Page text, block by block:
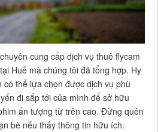
cung cấp dịch vụ thuê flycam
Huế mà chúng tôi đã tổng hợp. Hy
có thể lựa chọn được dịch vụ phù
đi sắp tới của mình để sở hữu
ấn tượng từ trên cao. Đừng quên
bè nếu thấy thông tin hữu ích.